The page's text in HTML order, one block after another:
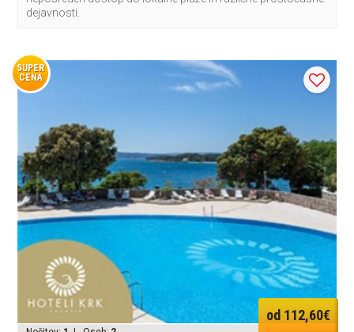
dejavnosti.
SUPER
CENA
od 112,60€